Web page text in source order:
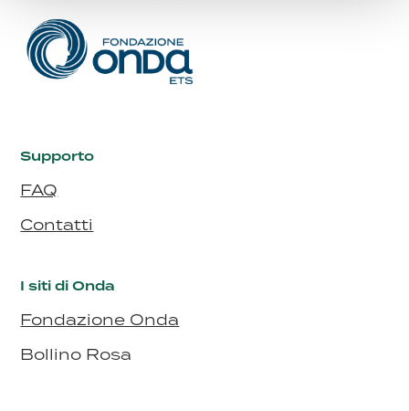
Supporto
FAQ
Contatti
I siti di Onda
Fondazione Onda
Bollino Rosa